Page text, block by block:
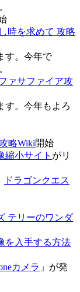
時を求めて 攻略
す。今年で
ァサファイア攻
す。今年もよろ
略Wiki開始
縮小サイト がリ
ドラゴンクエス
テリーのワンダ
を入手する方法
カメラ 」が発